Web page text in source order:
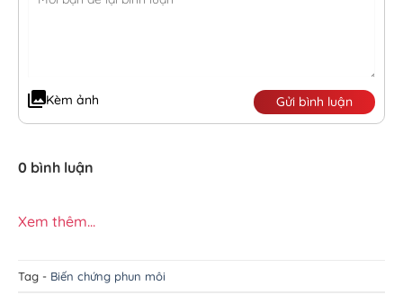
Kèm ảnh Gửi bình luận
0 bình luận
Xem thêm...
Tag - Biến chứng phun môi